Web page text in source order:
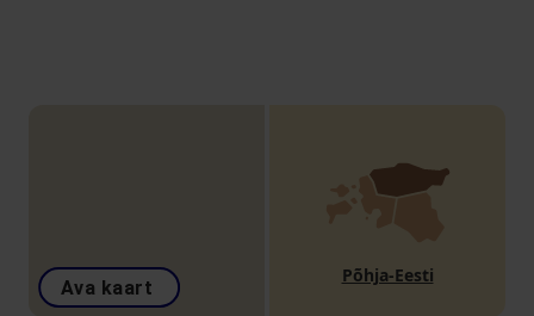
Ava kaart
Põhja-Eesti